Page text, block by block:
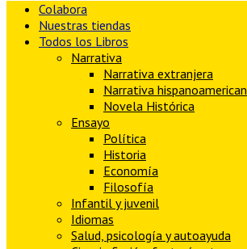
Colabora
Nuestras tiendas
Todos los Libros
Narrativa
Narrativa extranjera
Narrativa
Novela Histórica
Ensayo
Política
Historia
Economía
Filosofía
Infantil y juvenil
Idiomas
Salud, psicología y autoayuda